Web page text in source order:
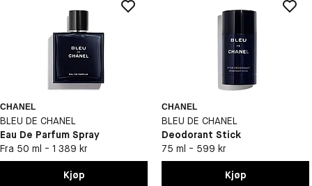
CHANEL
BLEU DE CHANEL
Eau De Parfum Spray
Fra 50 ml - 1 389 kr
Kjøp
CHANEL
BLEU DE CHANEL
Deodorant Stick
75 ml - 599 kr
Kjøp